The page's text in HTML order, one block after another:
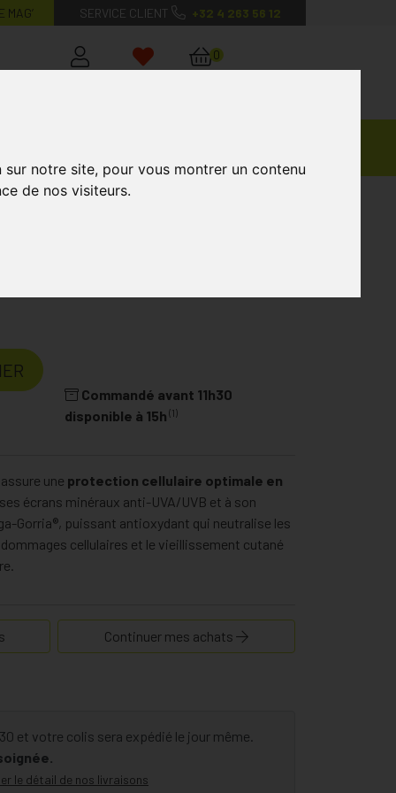
notre site, pour vous montrer un contenu
de nos visiteurs.
MAG’ SERVICE CLIENT +32 4 263 56 12
0
Teinte Ip50+ 9ml
Commandé avant 11h30
disponible à 15h (1)
une protection cellulaire optimale en
écrans minéraux anti-UVA/UVB et à son
Gorria®, puissant antioxydant qui neutralise les
cellulaires et le vieillissement cutané
Continuer mes achats
et votre colis sera expédié le jour même.
le détail de nos livraisons